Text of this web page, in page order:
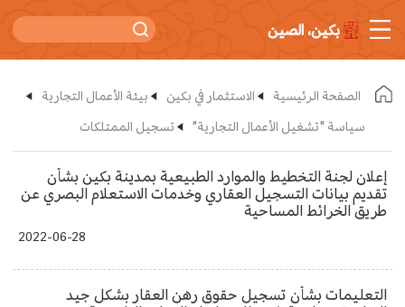
بكين، الصين
الصفحة الرئيسية الاستثمار في بكين
بيئة الأعمال التجارية
سياسة "تشغيل الأعمال التجارية"
تسجيل الممتلكات
إعلان لجنة التخطيط والموارد الطبيعية بمدينة بكين بشأن
تقديم بيانات التسجيل العقاري وخدمات الاستعلام البصري عن
طريق الخرائط المساحية
2022-06-28
التعليمات بشأن تسجيل حقوق رهن العقار بشكل جيد